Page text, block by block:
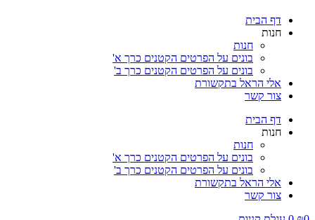
דף הבית
חנות
חנות
בונים על הפרטים הקטנים כרך א'
בונים על הפרטים הקטנים כרך ב'
אלי הראל בתקשורת
צור קשר
דף הבית
חנות
חנות
בונים על הפרטים הקטנים כרך א'
בונים על הפרטים הקטנים כרך ב'
אלי הראל בתקשורת
צור קשר